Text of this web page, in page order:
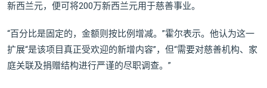
新西兰元，便可将200万新西兰元用于慈善事业。
“百分比是固定的，金额则按比例增减。”霍尔表示。他认为这一
扩展“是该项目真正受欢迎的新增内容”，但“需要对慈善机构、家
庭关联及捐赠结构进行严谨的尽职调查。”